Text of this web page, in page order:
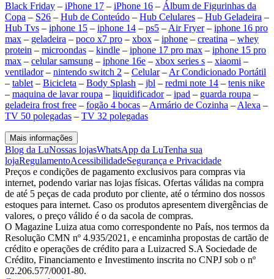
Black Friday – iPhone 17 – iPhone 16 – Álbum de Figurinhas da
Copa – S26 – Hub de Conteúdo – Hub Celulares – Hub Geladeira –
Hub Tvs – iphone 15 – iphone 14 – ps5 – Air Fryer– iphone 16 pro
max – geladeira – poco x7 pro – xbox – iphone – creatina – whey
protein – microondas – kindle – iphone 17 pro max – iphone 15 pro
max – celular samsung – iphone 16e – xbox series s – xiaomi –
ventilador– nintendo switch 2 – Celular– Ar Condicionado Portátil
– tablet – Bicicleta – Body Splash – jbl – redmi note 14 – tenis nike
– maquina de lavar roupa – liquidificador– ipad – guarda roupa –
geladeira frost free – fogão 4 bocas – Armário de Cozinha – Alexa –
TV 50 polegadas – TV 32 polegadas
Mais informações
Blog da LuNossas lojasWhatsApp da LuTenha sua
lojaRegulamentoAcessibilidadeSegurança e Privacidade
Preços e condições de pagamento exclusivos para compras via
internet, podendo variar nas lojas físicas. Ofertas válidas na compra
de até 5 peças de cada produto por cliente, até o término dos nossos
estoques para internet. Caso os produtos apresentem divergências de
valores, o preço válido é o da sacola de compras.
O Magazine Luiza atua como correspondente no País, nos termos da
Resolução CMN nº 4.935/2021, e encaminha propostas de cartão de
crédito e operações de crédito para a Luizacred S.A Sociedade de
Crédito, Financiamento e Investimento inscrita no CNPJ sob o nº
02.206.577/0001-80.